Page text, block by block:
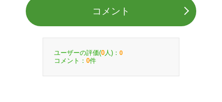
コメント
ユーザーの評価(0 人)： 0
コメント： 0件